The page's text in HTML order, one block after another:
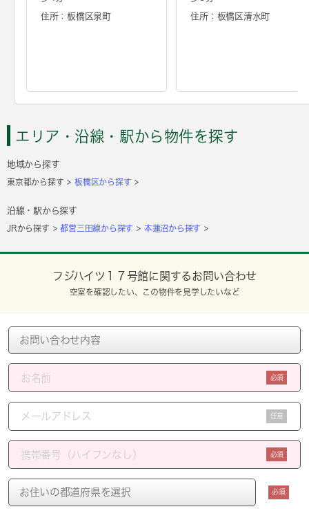
住所：板橋区泉町 住所：板橋区清水町
エリア・沿線・駅から物件を探す
地域から探す
東京都から探す 板橋区から探す
沿線・駅から探す
JRから探す 都営三田線から探す 本蓮沼から探す
フジハイツ１７号館に関するお問い合わせ
空室を確認したい、この物件を見学したいなど
必須
任意
必須
必須